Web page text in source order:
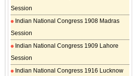
Session
Indian National Congress 1908 Madras
Session
Indian National Congress 1909 Lahore
Session
Indian National Congress 1916 Lucknow